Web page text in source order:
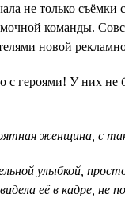
не только съёмки
команды.
новой
с героями! У них
женщина, с
улыбкой,
её в кадре, не